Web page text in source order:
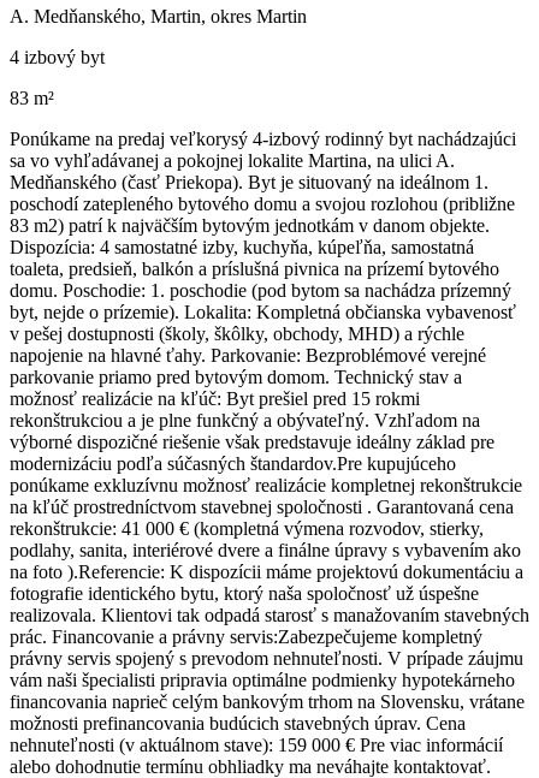
A. Medňanského, Martin, okres Martin
4 izbový byt
83 m²
Ponúkame na predaj veľkorysý 4-izbový rodinný byt nachádzajúci
sa vo vyhľadávanej a pokojnej lokalite Martina, na ulici A.
Medňanského (časť Priekopa). Byt je situovaný na ideálnom 1.
poschodí zatepleného bytového domu a svojou rozlohou (približne
83 m2) patrí k najväčším bytovým jednotkám v danom objekte.
Dispozícia: 4 samostatné izby, kuchyňa, kúpeľňa, samostatná
toaleta, predsieň, balkón a príslušná pivnica na prízemí bytového
domu. Poschodie: 1. poschodie (pod bytom sa nachádza prízemný
byt, nejde o prízemie). Lokalita: Kompletná občianska vybavenosť
v pešej dostupnosti (školy, škôlky, obchody, MHD) a rýchle
napojenie na hlavné ťahy. Parkovanie: Bezproblémové verejné
parkovanie priamo pred bytovým domom. Technický stav a
možnosť realizácie na kľúč: Byt prešiel pred 15 rokmi
rekonštrukciou a je plne funkčný a obývateľný. Vzhľadom na
výborné dispozičné riešenie však predstavuje ideálny základ pre
modernizáciu podľa súčasných štandardov.Pre kupujúceho
ponúkame exkluzívnu možnosť realizácie kompletnej rekonštrukcie
na kľúč prostredníctvom stavebnej spoločnosti . Garantovaná cena
rekonštrukcie: 41 000 € (kompletná výmena rozvodov, stierky,
podlahy, sanita, interiérové dvere a finálne úpravy s vybavením ako
na foto ).Referencie: K dispozícii máme projektovú dokumentáciu a
fotografie identického bytu, ktorý naša spoločnosť už úspešne
realizovala. Klientovi tak odpadá starosť s manažovaním stavebných
prác. Financovanie a právny servis:Zabezpečujeme kompletný
právny servis spojený s prevodom nehnuteľnosti. V prípade záujmu
vám naši špecialisti pripravia optimálne podmienky hypotekárneho
financovania naprieč celým bankovým trhom na Slovensku, vrátane
možnosti prefinancovania budúcich stavebných úprav. Cena
nehnuteľnosti (v aktuálnom stave): 159 000 € Pre viac informácií
alebo dohodnutie termínu obhliadky ma neváhajte kontaktovať.